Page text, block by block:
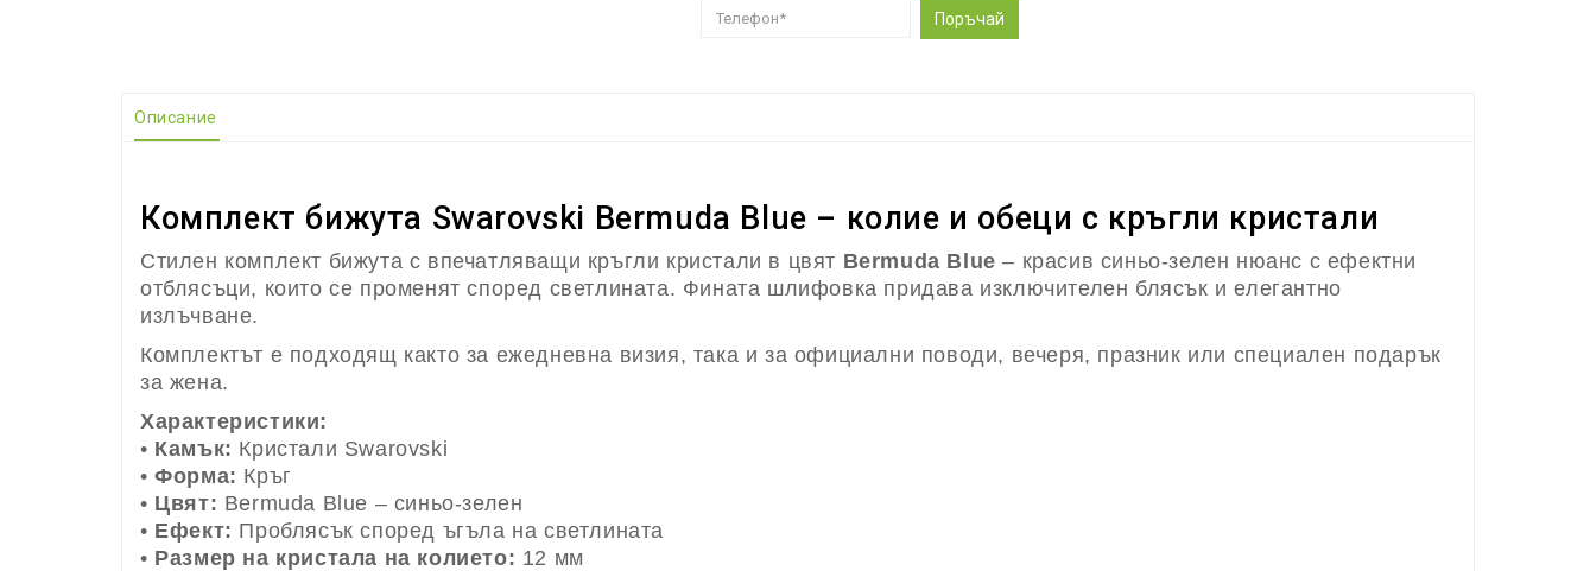
Поръчай
Описание
Комплект бижута Swarovski Bermuda Blue – колие и обеци с кръгли кристали
Стилен комплект бижута с впечатляващи кръгли кристали в цвят Bermuda Blue – красив синьо-зелен нюанс с ефектни
отблясъци, които се променят според светлината. Фината шлифовка придава изключителен блясък и елегантно
излъчване.
Комплектът е подходящ както за ежедневна визия, така и за официални поводи, вечеря, празник или специален подарък
за жена.
Характеристики:
• Камък: Кристали Swarovski
•Форма: Кръг
• Цвят: Bermuda Blue – синьо-зелен
• Ефект: Проблясък според ъгъла на светлината
• Размер на кристала на колието: 12 мм